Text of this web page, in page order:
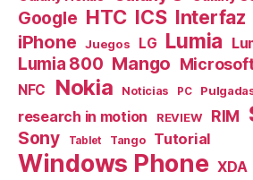
Google HTC ICS Interfaz
iPhone Juegos LG Lumia
Lumia 800 Mango
NFC Nokia Noticias PC
research in motion REVIEW RIM
Sony Tablet Tango Tutorial
Windows Phone XDA